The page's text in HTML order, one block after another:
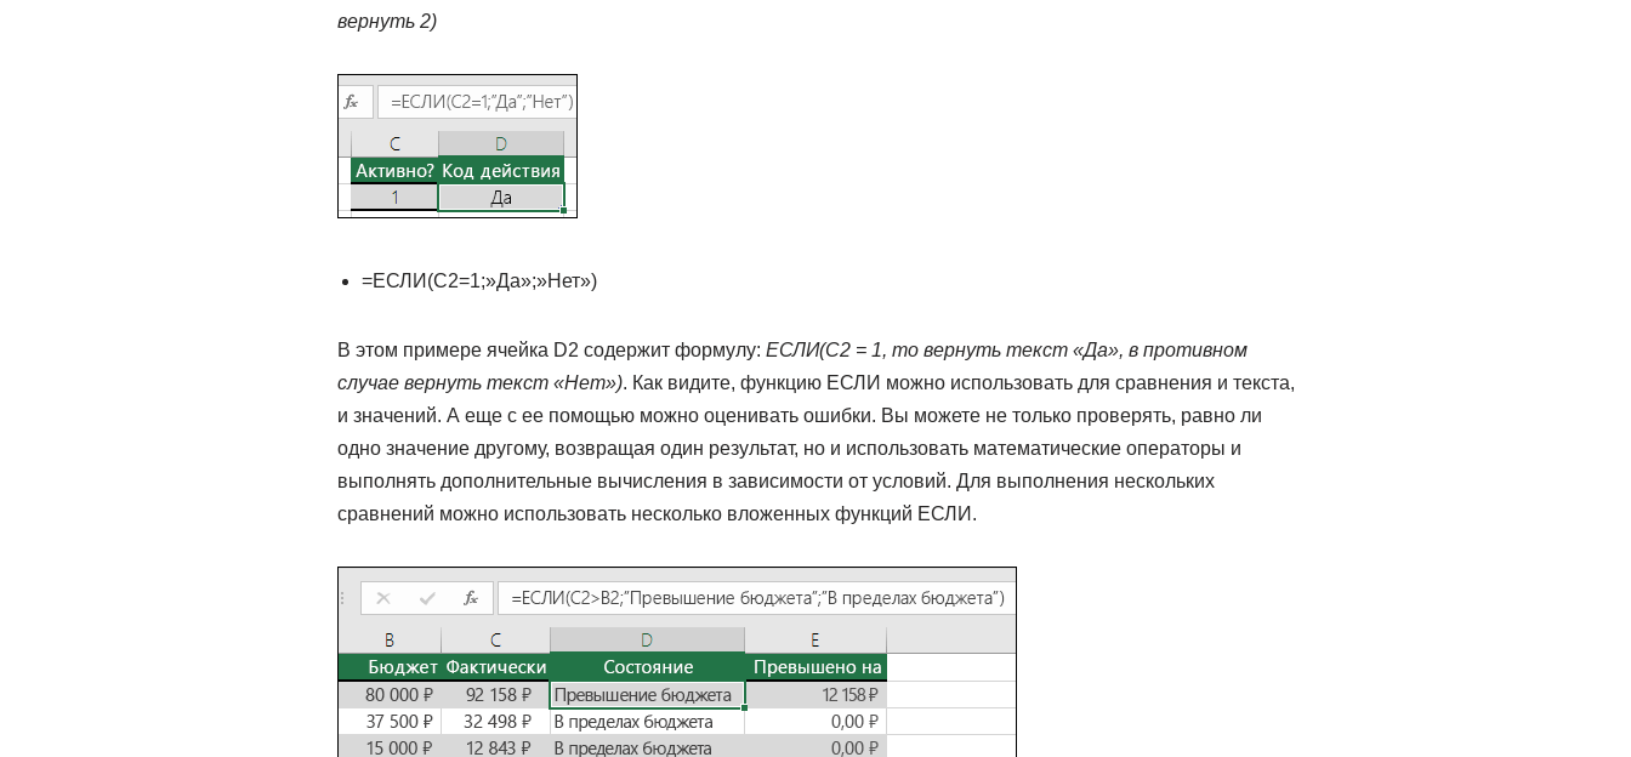
вернуть 2)
=ЕСЛИ(C2=1;»Да»;»Нет»)
В этом примере ячейка D2 содержит формулу: ЕСЛИ(C2 = 1, то вернуть текст «Да», в противном
случае вернуть текст «Нет»). Как видите, функцию ЕСЛИ можно использовать для сравнения и текста,
и значений. А еще с ее помощью можно оценивать ошибки. Вы можете не только проверять, равно ли
одно значение другому, возвращая один результат, но и использовать математические операторы и
выполнять дополнительные вычисления в зависимости от условий. Для выполнения нескольких
сравнений можно использовать несколько вложенных функций ЕСЛИ.